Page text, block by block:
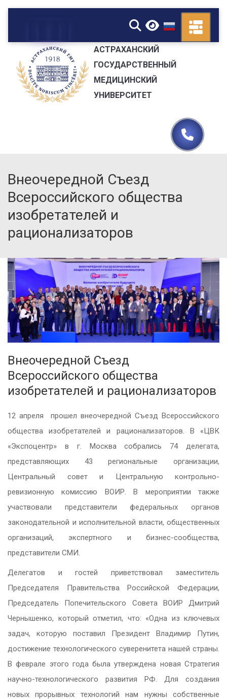
▼
АСТРАХАНСКИЙ
ГОСУДАРСТВЕННЫЙ
МЕДИЦИНСКИЙ
УНИВЕРСИТЕТ
Внеочередной Съезд
Всероссийского общества
изобретателей и
рационализаторов
Внеочередной Съезд
Всероссийского общества
изобретателей и рационализаторов
12 апреля прошел внеочередной Съезд Всероссийского
общества изобретателей и рационализаторов. В «ЦВК
«Экспоцентр» в г. Москва собрались 74 делегата,
представляющих 43 региональные организации,
Центральный совет и Центральную контрольно-
ревизионную комиссию ВОИР. В мероприятии также
участвовали представители федеральных органов
законодательной и исполнительной власти, общественных
организаций, экспертного и бизнес-сообщества,
представители СМИ.
Делегатов и гостей приветствовал заместитель
Председателя Правительства Российской Федерации,
Председатель Попечительского Совета ВОИР Дмитрий
Чернышенко, который отметил, что: «Одна из ключевых
задач, которую поставил Президент Владимир Путин,
достижение технологического суверенитета нашей страны.
В феврале этого года была утверждена новая Стратегия
научно-технологического развития РФ. Для создания
новых прорывных технологий нам нужны собственные